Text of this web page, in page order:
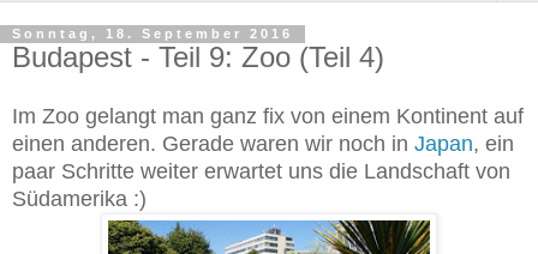
Sonntag, 18. September 2016
Budapest - Teil 9: Zoo (Teil 4)
Im Zoo gelangt man ganz fix von einem Kontinent auf
einen anderen. Gerade waren wir noch in Japan, ein
paar Schritte weiter erwartet uns die Landschaft von
Südamerika :)